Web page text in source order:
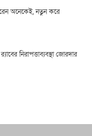
অনেকেই, নতুন করে
নিরাপত্তাব্যবস্থা জোরদার